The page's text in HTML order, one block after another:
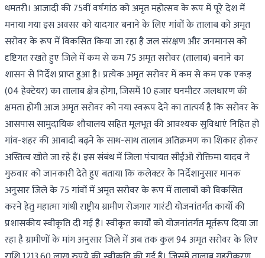
धमतरी। आजादी की 75वीं वर्षगांठ को अमृत महोत्सव के रूप में पूरे देश में
मनाया गया इस अवसर को यादगार बनाने के लिए गांवों के तालाब को अमृत
सरोवर के रूप में विकसित किया जा रहा है जल संरक्षण और जनमानस को
दृष्टिगत रखते हुए जिले में कम से कम 75 अमृत सरोवर (तालाब) बनाने का
शासन से निर्देश प्राप्त हुआ है। प्रत्येक अमृत सरोवर में कम से कम एक एकड़
(04 हेक्टेयर) का तालाब क्षेत्र होगा, जिसमें 10 हजार घनमीटर जलधारण की
क्षमता होगी आज अमृत सरोवर को नया स्वरूप देने का तात्पर्य है कि सरोवर के
आसपास सामुदायिक शौचालय सहित मूलभूत की आवश्यक सुविधाएं निहित हो
गांव-शहर की आबादी बढ़ने के साथ-साथ तालाब अतिक्रमण का शिकार होकर
अस्तित्व खोते जा रहे हैं। इस संबंध में जिला पंचायत सीईओ रोक्तिमा यादव ने
गुरुवार को जानकारी देते हुए बताया कि कलेक्टर के निर्देशानुसार मानक
अनुसार जिले के 75 गांवों में अमृत सरोवर के रूप में तालाबों को विकसित
करने हेतु महात्मा गांधी राष्ट्रीय ग्रामीण रोजगार गारंटी योजनांतर्गत कार्यों की
प्रशासकीय स्वीकृति दी गई है। स्वीकृत कार्यों को योजनांतर्गत मूर्तरूप दिया जा
रहा है ग्रामीणों के मांग अनुसार जिले में अब तक कुल 94 अमृत सरोवर के लिए